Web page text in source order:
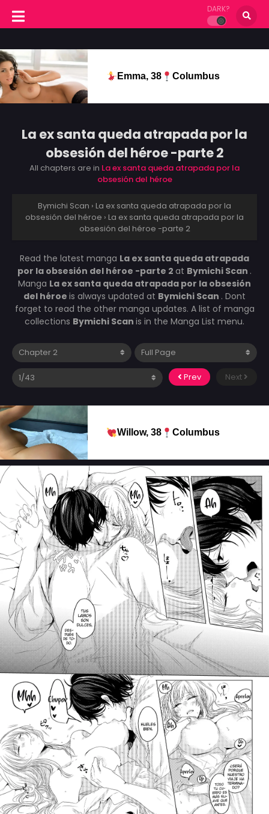
DARK?
Emma, 38 Columbus
La ex santa queda atrapada por la
obsesión del héroe -parte 2
All chapters are in La ex santa queda atrapada por la
obsesión del héroe
Bymichi Scan › La ex santa queda atrapada por la
obsesión del héroe › La ex santa queda atrapada por la
obsesión del héroe -parte 2
Read the latest manga La ex santa queda atrapada
por la obsesión del héroe -parte 2 at Bymichi Scan .
Manga La ex santa queda atrapada por la obsesión
del héroe is always updated at Bymichi Scan . Dont
forget to read the other manga updates. A list of manga
collections Bymichi Scan is in the Manga List menu.
Prev Next
Willow, 38 Columbus